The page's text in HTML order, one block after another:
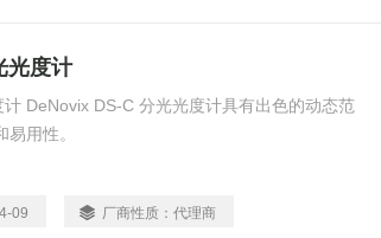
光度计
DeNovix DS-C 分光光度计具有出色的动态范
用性。
09 厂商性质：代理商